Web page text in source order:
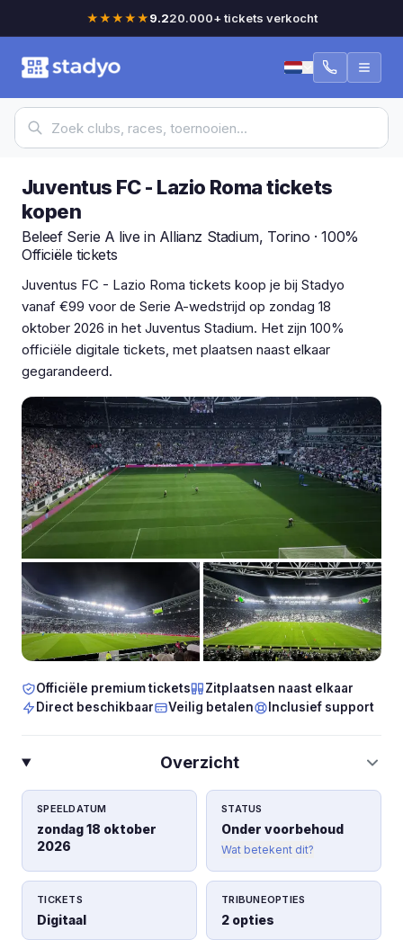
★★★★★9.220.000+ tickets verkocht
Juventus FC - Lazio Roma tickets
kopen
Beleef Serie A live in Allianz Stadium, Torino · 100%
Officiële tickets
Juventus FC - Lazio Roma tickets koop je bij Stadyo
vanaf €99 voor de Serie A-wedstrijd op zondag 18
oktober 2026 in het Juventus Stadium. Het zijn 100%
officiële digitale tickets, met plaatsen naast elkaar
gegarandeerd.
Officiële premium tickets
Zitplaatsen naast elkaar
Direct beschikbaar
Veilig betalen Inclusief support
Overzicht
SPEELDATUM
zondag 18 oktober
2026
STATUS
Onder voorbehoud
Wat betekent dit?
TICKETS
Digitaal
TRIBUNEOPTIES
2 opties